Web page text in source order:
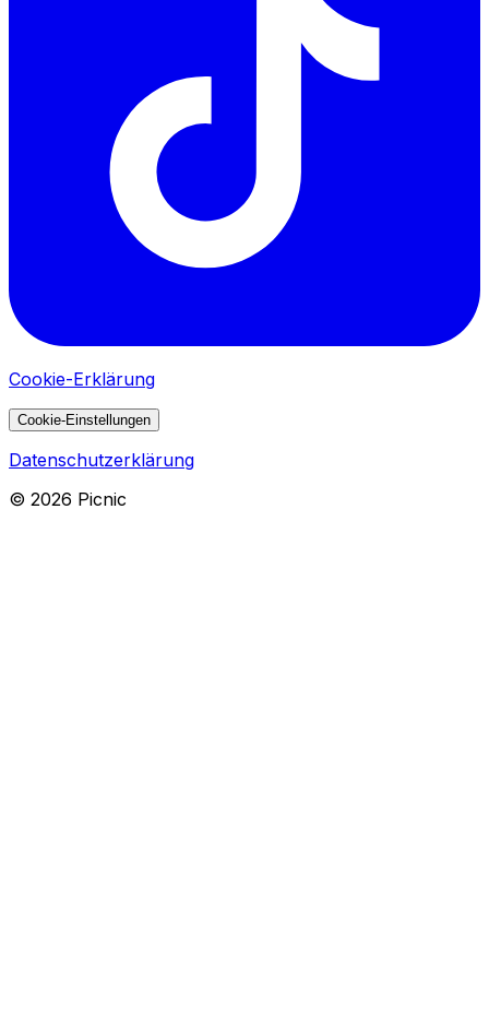
Cookie-Erklärung
Cookie-Einstellungen
Datenschutzerklärung
© 2026 Picnic